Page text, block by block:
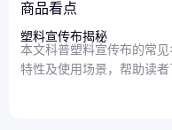
商品看点
塑料宣传布揭秘
本文科普塑料宣传布的常
特性及使用场景，帮助读者